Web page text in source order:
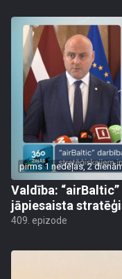
pirms 1 nedēļas, 2
Valdība:
jāpiesaista
409. epizode